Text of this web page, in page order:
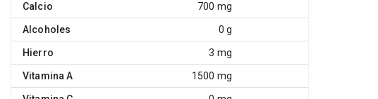
Calcio 700 mg
Alcoholes 0 g
Hierro 3 mg
Vitamina A 1500 mg